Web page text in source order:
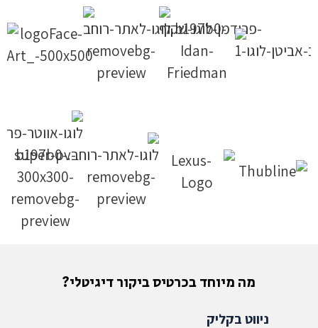
מה מיוחד בכרטיס ביקור דיגיטלי?
ניווט בקליק